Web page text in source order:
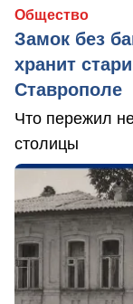
Общество
Замок без
хранит
Ставрополе
Что пережил
столицы